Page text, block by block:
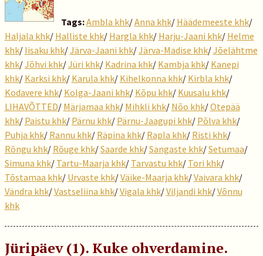
Tags:Ambla khk/Anna khk/ Häädemeeste khk/
Haljala khk/ Halliste khk/ Hargla khk/ Harju-Jaani khk/ Helme
khk/ Iisaku khk/Järva-Jaani khk/Järva-Madise khk/Jõelähtme
khk/Jõhvi khk/Jüri khk/ Kadrina khk/ Kambja khk/ Kanepi
khk/ Karksi khk/ Karula khk/ Kihelkonna khk/ Kirbla khk/
Kodavere khk/ Kolga-Jaani khk/ Kõpu khk/ Kuusalu khk/
LIHAVÕTTED/ Märjamaa khk/ Mihkli khk/ Nõo khk/Otepää
khk/ Paistu khk/ Pärnu khk/ Pärnu-Jaagupi khk/ Põlva khk/
Puhja khk/ Rannu khk/ Räpina khk/ Rapla khk/ Risti khk/
Rõngu khk/ Rõuge khk/Saarde khk/Sangaste khk/Setumaa/
Simuna khk/ Tartu-Maarja khk/ Tarvastu khk/ Tori khk/
Tõstamaa khk/ Urvaste khk/Väike-Maarja khk/Vaivara khk/
Vändra khk/Vastseliina khk/Vigala khk/Viljandi khk/Võnnu
khk
Jüripäev (1). Kuke ohverdamine.